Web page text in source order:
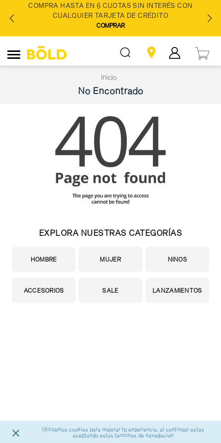
COMPRA HASTA EN 6 CUOTAS SIN INTERÉS CON
CUALQUIER TARJETA DE CRÉDITO
COMPRAR
Utilizamos cookies para mejorar tu experiencia, al continuar estas
aceptando estos términos de navegación
Inicio
No Encontrado
EXPLORA NUESTRAS CATEGORÍAS
HOMBRE MUJER NIÑOS
ACCESORIOS SALE LANZAMIENTOS